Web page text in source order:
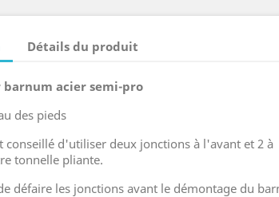
Détails du produit
barnum acier semi-pro
des pieds
conseillé d'utiliser deux jonctions à l'avant et 2 à
tonnelle pliante.
défaire les jonctions avant le démontage du